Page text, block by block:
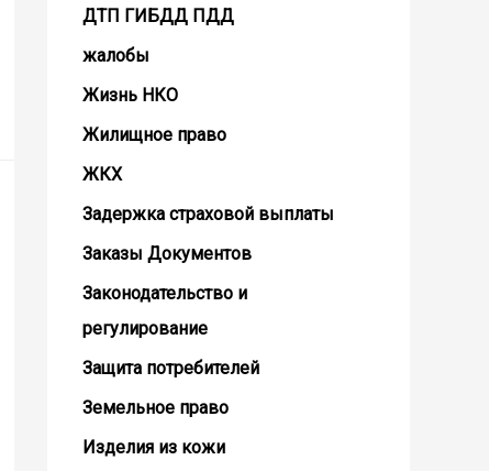
ДТП ГИБДД ПДД
жалобы
Жизнь НКО
Жилищное право
ЖКХ
Задержка страховой выплаты
Заказы Документов
Законодательство и
регулирование
Защита потребителей
Земельное право
Изделия из кожи